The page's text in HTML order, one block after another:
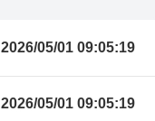
2026/05/01 09:05:19
2026/05/01 09:05:19